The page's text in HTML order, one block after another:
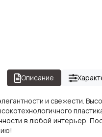
Описание
и свежести.
в любой интерьер.